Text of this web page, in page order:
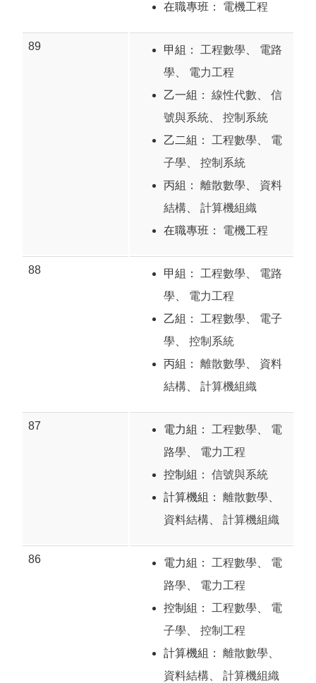
在職專班： 電機工程
89 甲組： 工程數學
電路
學
電力工程
乙一組： 線性代數
信
號與系統
控制系統
乙二組： 工程數學
電
子學
控制系統
丙組： 離散數學
資料
結構
計算機組織
在職專班： 電機工程
88 甲組： 工程數學
電路
學
電力工程
乙組： 工程數學
電子
學
控制系統
丙組： 離散數學
資料
結構
計算機組織
87 電力組： 工程數學
電
路學
電力工程
控制組： 信號與系統
計算機組： 離散數學
資料結構
計算機組織
86 電力組： 工程數學
電
路學
電力工程
控制組： 工程數學
電
子學
控制工程
計算機組： 離散數學
資料結構
計算機組織